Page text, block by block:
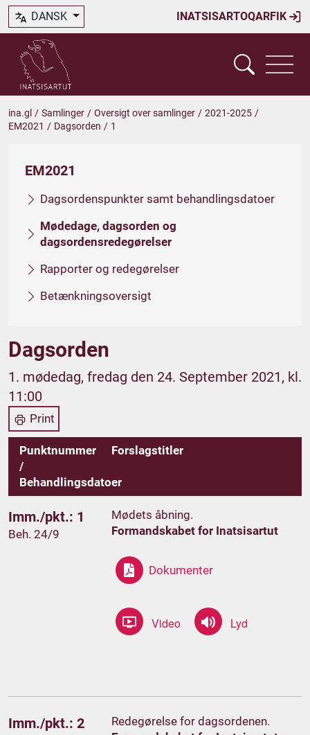
INATSISARTOQARFIK
DANSK
ina.gl / Samlinger / Oversigt over samlinger / 2021-2025 /
EM2021 / Dagsorden / 1
EM2021
Dagsordenspunkter samt behandlingsdatoer
Mødedage, dagsorden og
dagsordensredegørelser
Rapporter og redegørelser
Betænkningsoversigt
Dagsorden
1. mødedag, fredag den 24. September 2021, kl.
11:00
Print
Punktnummer
/
Behandlingsdatoer
Forslagstitler
Imm./pkt.: 1
Beh. 24/9
Mødets åbning.
Formandskabet for Inatsisartut
Dokumenter
Imm./pkt.: 2
Redegørelse for dagsordenen.